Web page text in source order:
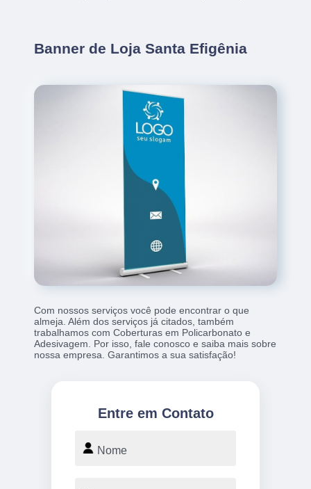
Banner de Loja Santa Efigênia
Com nossos serviços você pode encontrar o que
almeja. Além dos serviços já citados, também
trabalhamos com Coberturas em Policarbonato e
Adesivagem. Por isso, fale conosco e saiba mais sobre
nossa empresa. Garantimos a sua satisfação!
Entre em Contato